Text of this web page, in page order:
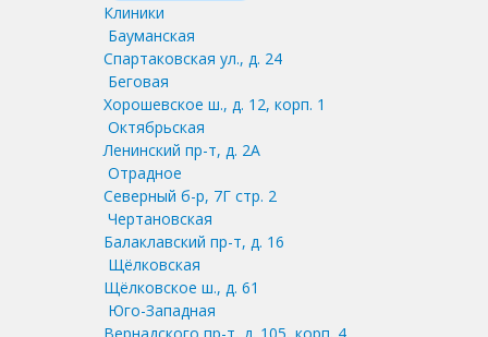
Клиники
Бауманская
Спартаковская ул., д. 24
Беговая
Хорошевское ш., д. 12, корп. 1
Октябрьская
Ленинский пр-т, д. 2А
Отрадное
Северный б-р, 7Г стр. 2
Чертановская
Балаклавский пр-т, д. 16
Щёлковская
Щёлковское ш., д. 61
Юго-Западная
Вернадского пр-т, д. 105, корп. 4